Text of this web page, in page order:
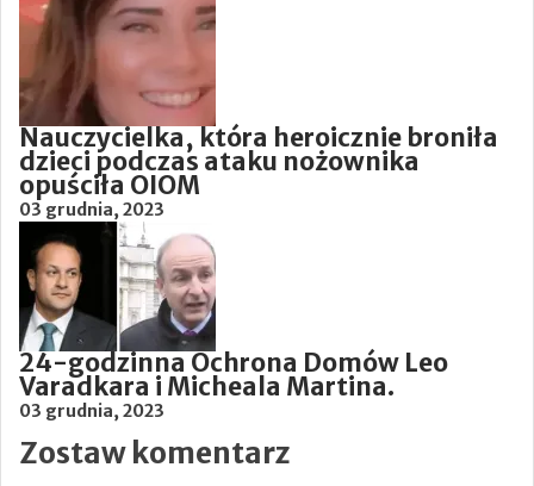
Nauczycielka, która heroicznie broniła
dzieci podczas ataku nożownika
opuściła OIOM
03 grudnia, 2023
24-godzinna Ochrona Domów Leo
Varadkara i Micheala Martina.
03 grudnia, 2023
Zostaw komentarz